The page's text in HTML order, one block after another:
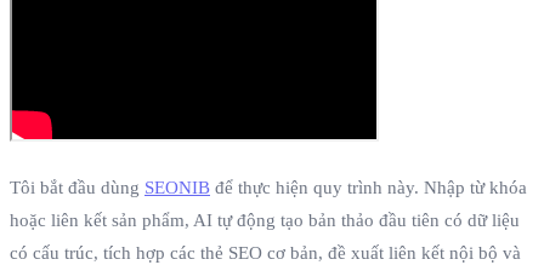
Tôi bắt đầu dùng SEONIB để thực hiện quy trình này. Nhập từ khóa
hoặc liên kết sản phẩm, AI tự động tạo bản thảo đầu tiên có dữ liệu
có cấu trúc, tích hợp các thẻ SEO cơ bản, đề xuất liên kết nội bộ và